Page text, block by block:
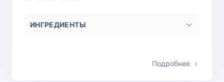
ИНГРЕДИЕНТЫ
Подробнее